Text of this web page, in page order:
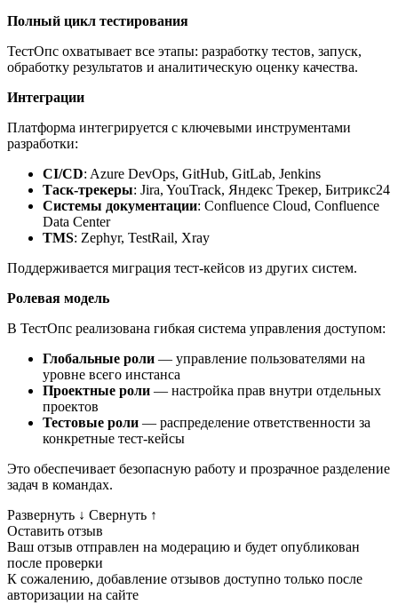
Полный цикл тестирования
ТестОпс охватывает все этапы: разработку тестов, запуск,
обработку результатов и аналитическую оценку качества.
Интеграции
Платформа интегрируется с ключевыми инструментами
разработки:
CI/CD: Azure DevOps, GitHub, GitLab, Jenkins
Таск-трекеры: Jira, YouTrack, Яндекс Трекер, Битрикс24
Системы документации: Confluence Cloud, Confluence
Data Center
TMS: Zephyr, TestRail, Xray
Поддерживается миграция тест-кейсов из других систем.
Ролевая модель
В ТестОпс реализована гибкая система управления доступом:
Глобальные роли — управление пользователями на
уровне всего инстанса
Проектные роли — настройка прав внутри отдельных
проектов
Тестовые роли — распределение ответственности за
конкретные тест-кейсы
Это обеспечивает безопасную работу и прозрачное разделение
задач в командах.
Развернуть ↓ Свернуть ↑
Оставить отзыв
Ваш отзыв отправлен на модерацию и будет опубликован
после проверки
К сожалению, добавление отзывов доступно только после
авторизации на сайте